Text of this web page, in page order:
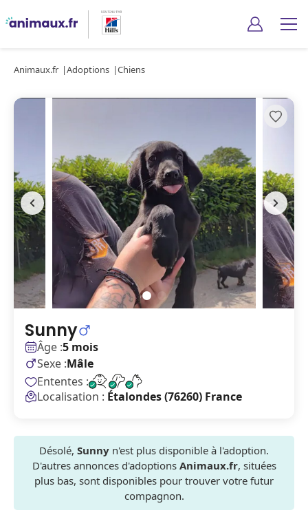
Animaux.fr Adoptions Chiens
Sunny
Âge :5 mois
Sexe :Mâle
Ententes :
Localisation : Étalondes (76260) France
Désolé, Sunny n'est plus disponible à l'adoption.
D'autres annonces d'adoptions Animaux.fr, situées
plus bas, sont disponibles pour trouver votre futur
compagnon.